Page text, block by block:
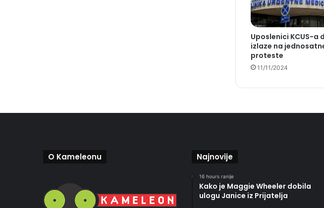
Uposlenici KCUS-a
izlaze na
proteste
11/11/2024
O Kameleonu Najnovije
16 hours ranije
Kako je Maggie Wheeler dobila
ulogu Janice iz Prijatelja